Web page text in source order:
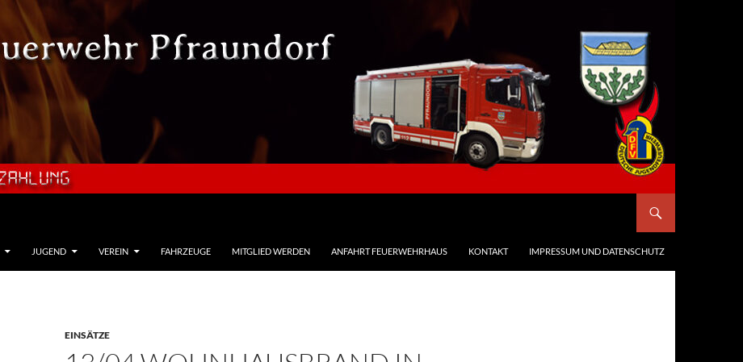
JUGEND VEREIN FAHRZEUGE MITGLIED WERDEN ANFAHRT FEUERWEHRHAUS KONTAKT IMPRESSUM UND DATENSCHUTZ
EINSÄTZE